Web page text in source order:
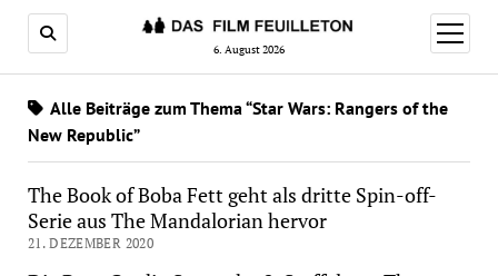
6. August 2026
Menü
öffnen
Alle Beiträge zum Thema “Star Wars: Rangers of the
New Republic”
The Book of Boba Fett geht als dritte Spin-off-
Serie aus The Mandalorian hervor
21. DEZEMBER 2020